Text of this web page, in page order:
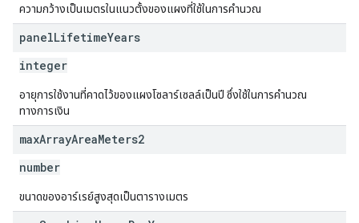
ความกว้างเป็นเมตรในแนวตั้งของแผงที่ใช้ในการคำนวณ
panelLifetimeYears
integer
อายุการใช้งานที่คาดไว้ของแผงโซลาร์เซลล์เป็นปี ซึ่งใช้ในการคำนวณ
ทางการเงิน
maxArrayAreaMeters2
number
ขนาดของอาร์เรย์สูงสุดเป็นตารางเมตร